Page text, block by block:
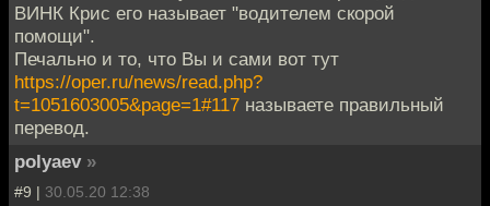
ВИНК Крис его называет "водителем скорой
помощи".
Печально и то, что Вы и сами вот тут
https://oper.ru/news/read.php?
t=1051603005&page=1#117 называете правильный
перевод.
polyaev »
#9 | 30.05.20 12:38